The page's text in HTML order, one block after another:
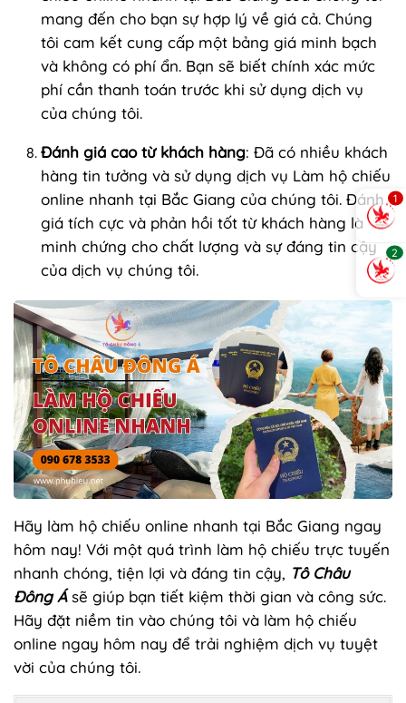
mang đến cho bạn sự hợp lý về giá cả. Chúng
tôi cam kết cung cấp một bảng giá minh bạch
và không có phí ẩn. Bạn sẽ biết chính xác mức
phí cần thanh toán trước khi sử dụng dịch vụ
của chúng tôi.
Đánh giá cao từ khách hàng: Đã có nhiều khách
hàng tin tưởng và sử dụng dịch vụ Làm hộ chiếu
online nhanh tại Bắc Giang của chúng tôi. Đánh
giá tích cực và phản hồi tốt từ khách hàng là
minh chứng cho chất lượng và sự đáng tin cậy
của dịch vụ chúng tôi.
Hãy làm hộ chiếu online nhanh tại Bắc Giang ngay
hôm nay! Với một quá trình làm hộ chiếu trực tuyến
nhanh chóng, tiện lợi và đáng tin cậy, Tô Châu
Đông Ásẽ giúp bạn tiết kiệm thời gian và công sức.
Hãy đặt niềm tin vào chúng tôi và làm hộ chiếu
online ngay hôm nay để trải nghiệm dịch vụ tuyệt
vời của chúng tôi.
1
2